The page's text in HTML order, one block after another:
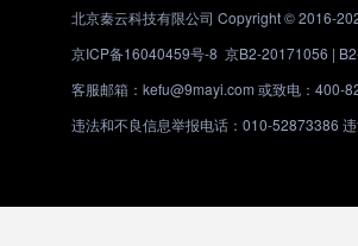
北京秦云科技有限公司 Copyright © 2016-
京ICP备16040459号-8 京B2-20171056 |
客服邮箱：kefu@9mayi.com 或致电：400-
违法和不良信息举报电话：010-52873386